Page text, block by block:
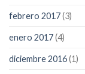
febrero 2017(3)
enero 2017(4)
diciembre 2016(1)